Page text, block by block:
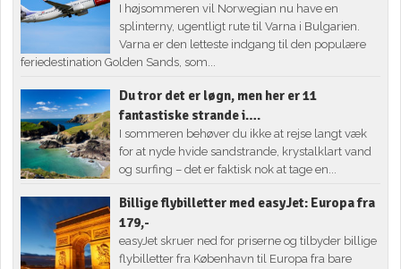
I højsommeren vil Norwegian nu have en
splinterny, ugentligt rute til Varna i Bulgarien.
Varna er den letteste indgang til den populære
feriedestination Golden Sands, som...
Du tror det er løgn, men her er 11
fantastiske strande i….
I sommeren behøver du ikke at rejse langt væk
for at nyde hvide sandstrande, krystalklart vand
og surfing – det er faktisk nok at tage en...
Billige flybilletter med easyJet: Europa fra
179,-
easyJet skruer ned for priserne og tilbyder billige
flybilletter fra København til Europa fra bare